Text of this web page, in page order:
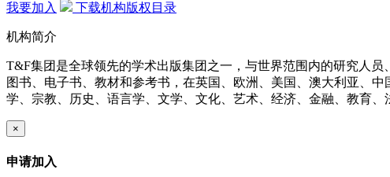
我要加入
下载机构版权目录
机构简介
T&F集团是全球领先的学术出版集团之一，与世界范围内的研究人
图书、电子书、教材和参考书，在英国、欧洲、美国、澳大利亚、
学、宗教、历史、语言学、文学、文化、艺术、经济、金融、教育、
×
申请加入